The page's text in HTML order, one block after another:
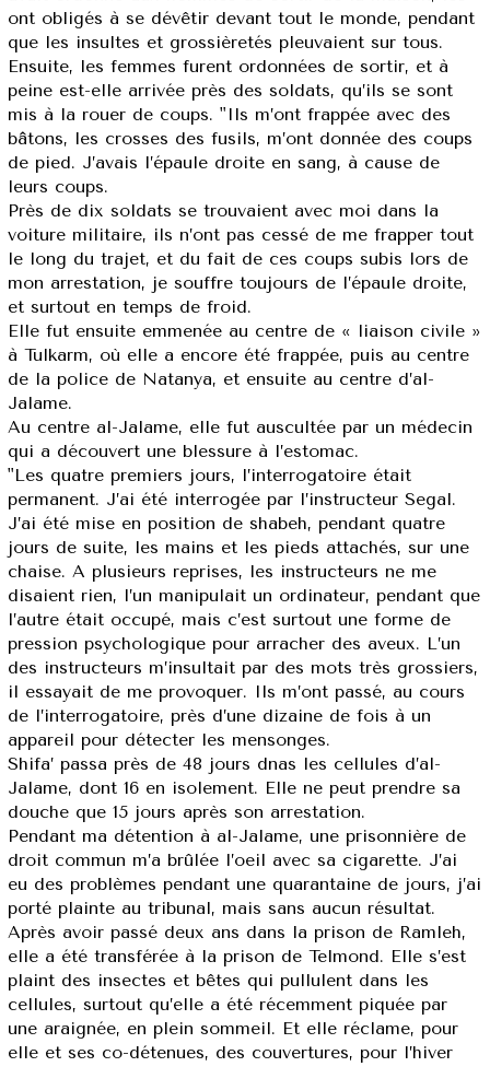
ont obligés à se dévêtir devant tout le monde, pendant
que les insultes et grossièretés pleuvaient sur tous.
Ensuite, les femmes furent ordonnées de sortir, et à
peine est-elle arrivée près des soldats, qu’ils se sont
mis à la rouer de coups. "Ils m’ont frappée avec des
bâtons, les crosses des fusils, m’ont donnée des coups
de pied. J’avais l’épaule droite en sang, à cause de
leurs coups.
Près de dix soldats se trouvaient avec moi dans la
voiture militaire, ils n’ont pas cessé de me frapper tout
le long du trajet, et du fait de ces coups subis lors de
mon arrestation, je souffre toujours de l’épaule droite,
et surtout en temps de froid.
Elle fut ensuite emmenée au centre de « liaison civile »
à Tulkarm, où elle a encore été frappée, puis au centre
de la police de Natanya, et ensuite au centre d’al-
Jalame.
Au centre al-Jalame, elle fut auscultée par un médecin
qui a découvert une blessure à l’estomac.
"Les quatre premiers jours, l’interrogatoire était
permanent. J’ai été interrogée par l’instructeur Segal.
J’ai été mise en position de shabeh, pendant quatre
jours de suite, les mains et les pieds attachés, sur une
chaise. A plusieurs reprises, les instructeurs ne me
disaient rien, l’un manipulait un ordinateur, pendant que
l’autre était occupé, mais c’est surtout une forme de
pression psychologique pour arracher des aveux. L’un
des instructeurs m’insultait par des mots très grossiers,
il essayait de me provoquer. Ils m’ont passé, au cours
de l’interrogatoire, près d’une dizaine de fois à un
appareil pour détecter les mensonges.
Shifa’ passa près de 48 jours dnas les cellules d’al-
Jalame, dont 16 en isolement. Elle ne peut prendre sa
douche que 15 jours après son arrestation.
Pendant ma détention à al-Jalame, une prisonnière de
droit commun m’a brûlée l’oeil avec sa cigarette. J’ai
eu des problèmes pendant une quarantaine de jours, j’ai
porté plainte au tribunal, mais sans aucun résultat.
Après avoir passé deux ans dans la prison de Ramleh,
elle a été transférée à la prison de Telmond. Elle s’est
plaint des insectes et bêtes qui pullulent dans les
cellules, surtout qu’elle a été récemment piquée par
une araignée, en plein sommeil. Et elle réclame, pour
elle et ses co-détenues, des couvertures, pour l’hiver